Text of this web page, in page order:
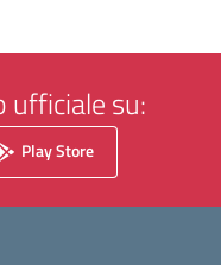
ufficiale su:
Play Store